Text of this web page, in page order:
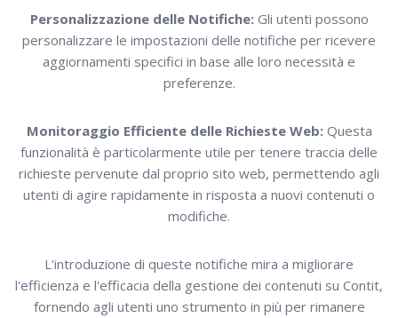
Personalizzazione delle Notifiche:Gli utenti possono
personalizzare le impostazioni delle notifiche per ricevere
aggiornamenti specifici in base alle loro necessità e
preferenze.
Monitoraggio Efficiente delle Richieste Web:Questa
funzionalità è particolarmente utile per tenere traccia delle
richieste pervenute dal proprio sito web, permettendo agli
utenti di agire rapidamente in risposta a nuovi contenuti o
modifiche.
L'introduzione di queste notifiche mira a migliorare
l'efficienza e l'efficacia della gestione dei contenuti su Contit,
fornendo agli utenti uno strumento in più per rimanere